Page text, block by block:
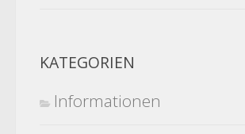
KATEGORIEN
Informationen